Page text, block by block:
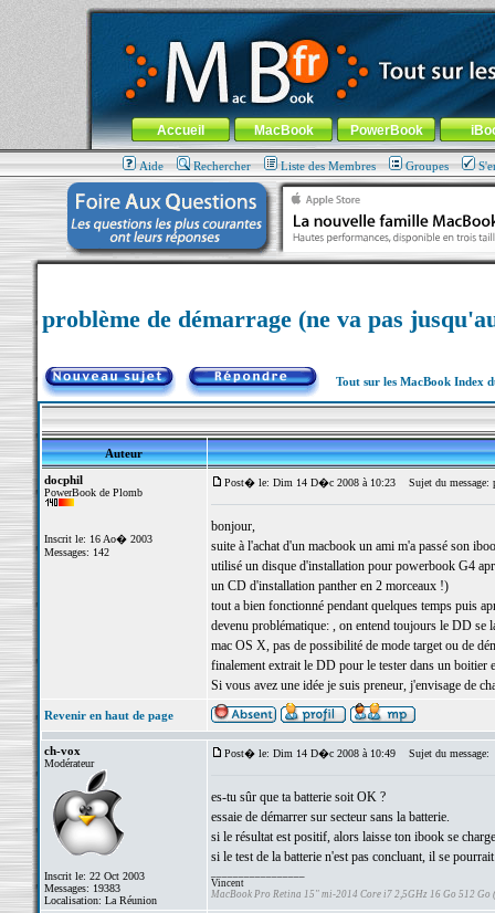
MacBook-fr.com : 100% Apple... 100% nomade !
Aller au contenu-Aller au menu général-Aller au menu de
Menu général
Accueil MacBook PowerBook
Aide Rechercher Liste des Membres Groupes
problème de démarrage (ne va pas
Tout sur les MacBook Index
Auteur
docphil
PowerBook de Plomb
Inscrit le: 16 Ao� 2003
Messages: 142
Post� le: Dim 14 D�c 2008 à 10:23 Sujet du message:
bonjour,
suite à l'achat d'un macbook un ami m'a passé son
utilisé un disque d'installation pour powerbook G4
un CD d'installation panther en 2 morceaux !)
tout a bien fonctionné pendant quelques temps puis
devenu problématique: , on entend toujours le DD se
mac OS X, pas de possibilité de mode target ou de
finalement extrait le DD pour le tester dans un boitier
Si vous avez une idée je suis preneur, j'envisage de
Revenir en haut de page
ch-vox
Modérateur
Inscrit le: 22 Oct 2003
Messages: 19383
Localisation: La Réunion
Post� le: Dim 14 D�c 2008 à 10:49 Sujet du message:
es-tu sûr que ta batterie soit OK ?
essaie de démarrer sur secteur sans la batterie.
si le résultat est positif, alors laisse ton ibook se
si le test de la batterie n'est pas concluant, il se
Vincent
MacBook Pro Retina 15" mi-2014 Core i7 2,5GHz 16 Go 512 Go